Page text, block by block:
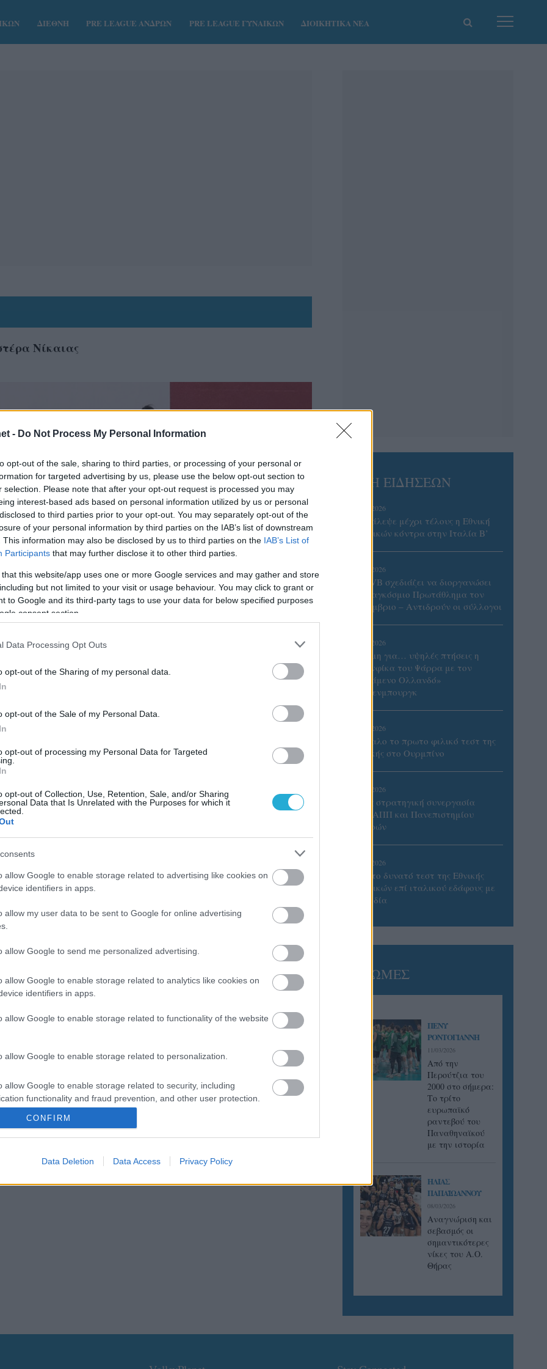
- Do Not Process My Personal Information
opt-out of the sale, sharing to third parties, or processing of your personal or
for targeted advertising by us, please use the below opt-out section to
selection. Please note that after your opt-out request is processed you may
interest-based ads based on personal information utilized by us or personal
to third parties prior to your opt-out. You may separately opt-out of the
of your personal information by third parties on the IAB’s list of downstream
This information may also be disclosed by us to third parties on the IAB’s List of
Participants that may further disclose it to other third parties.
that this website/app uses one or more Google services and may gather and store
but not limited to your visit or usage behaviour. You may click to grant or
to Google and its third-party tags to use your data for below specified purposes
consent section.
Data Processing Opt Outs
opt-out of the Sharing of my personal data.
opt-out of the Sale of my Personal Data.
opt-out of processing my Personal Data for Targeted
opt-out of Collection, Use, Retention, Sale, and/or Sharing
Data that Is Unrelated with the Purposes for which it
allow Google to enable storage related to advertising like cookies on
identifiers in apps.
allow my user data to be sent to Google for online advertising
allow Google to send me personalized advertising.
allow Google to enable storage related to analytics like cookies on
identifiers in apps.
allow Google to enable storage related to functionality of the website
allow Google to enable storage related to personalization.
allow Google to enable storage related to security, including
functionality and fraud prevention, and other user protection.
CONFIRM
Data Deletion Data Access Privacy Policy
ΔΙΕΘΝΗ PRE LEAGUE ΑΝΔΡΩΝ PRE LEAGUE ΓΥΝΑΙΚΩΝ ΔΙΟΙΚΗΤΙΚΑ ΝΕΑ
Νίκαιας
ο Αστέρας Νίκαις, με αφορμή την απροσδόκητη
για την 13η αγωνιστική και την ταλαιπωρία
κατηγορίας 2 γυναικών, ΕΣΠΕΔΑ.
ΡΟΗ ΕΙΔΗΣΕΩΝ
06/08/2026
Το πάλεψε μέχρι τέλους η Εθνική
γυναικών κόντρα στην Ιταλία Β’
06/08/2026
Η FIVB σχεδιάζει να διοργανώσει
το Παγκόσμιο Πρωτάθλημα τον
Δεκέμβριο – Αντιδρούν οι σύλλογοι
06/08/2026
Έτοιμη για… υψηλές πτήσεις η
Μπενφίκα του Ψάρρα με τον
«Ιπτάμενο Ολλανδό»
Βίλτενμπουργκ
05/08/2026
Ισόπαλο το πρωτο φιλικό τεστ της
Εθνικής στο Ουρμπίνο
05/08/2026
Προς στρατηγική συνεργασία
ΠΑΣΑΠΠ και Πανεπιστημίου
Πατρών
05/08/2026
Πρώτο δυνατό τεστ της Εθνικής
Γυναικών επί ιταλικού εδάφους με
Σουηδία
ΓΝΩΜΕΣ
ΠΕΝΥ
ΡΟΝΤΟΓΙΑΝΝΗ
11/03/2026
Από την
Περούτζια του
2000 στο σήμερα:
Tο τρίτο
ευρωπαϊκό
ραντεβού του
Παναθηναϊκού
με την ιστορία
ΗΛΙΑΣ
ΠΑΠΑΪΩΑΝΝΟΥ
08/03/2026
Αναγνώριση και
σεβασμός οι
σημαντικότερες
νίκες του Α.Ο.
Θήρας